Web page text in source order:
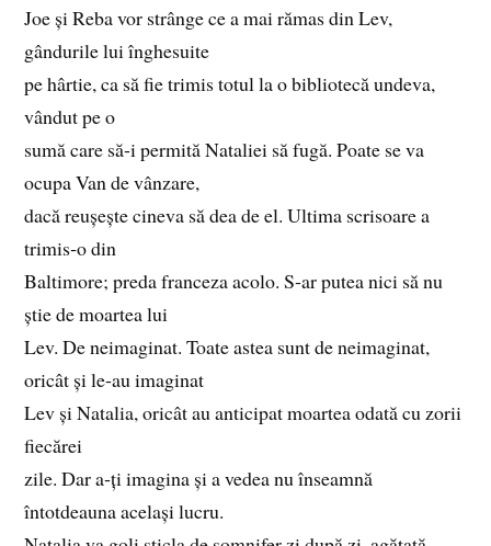
Joe și Reba vor strânge ce a mai rămas din Lev,
gândurile lui înghesuite
pe hârtie, ca să fie trimis totul la o bibliotecă undeva,
vândut pe o
sumă care să‑i permită Nataliei să fugă. Poate se va
ocupa Van de vânzare,
dacă reușește cineva să dea de el. Ultima scrisoare a
trimis‑o din
Baltimore; preda franceza acolo. S‑ar putea nici să nu
știe de moartea lui
Lev. De neimaginat. Toate astea sunt de neimaginat,
oricât și le‑au imaginat
Lev și Natalia, oricât au anticipat moartea odată cu zorii
fiecărei
zile. Dar a‑ți imagina și a vedea nu înseamnă
întotdeauna același lucru.